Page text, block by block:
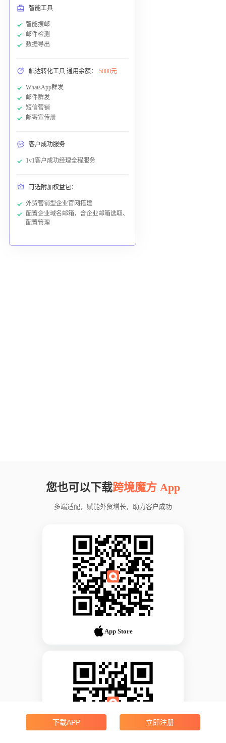
智能工具
智能搜邮
邮件检测
数据导出
触达转化工具 通用余额： 5000元
WhatsApp群发
邮件群发
短信营销
邮寄宣传册
客户成功服务
1v1客户成功经理全程服务
可选附加权益包：
外贸营销型企业官网搭建
配置企业域名邮箱，含企业邮箱选取、
配置管理
您也可以下载跨境魔方 App
多端适配，赋能外贸增长，助力客户成功
App Store
下载APP 立即注册